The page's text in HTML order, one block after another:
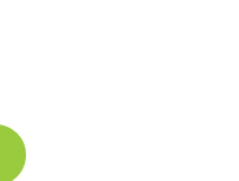
9.950 Ft